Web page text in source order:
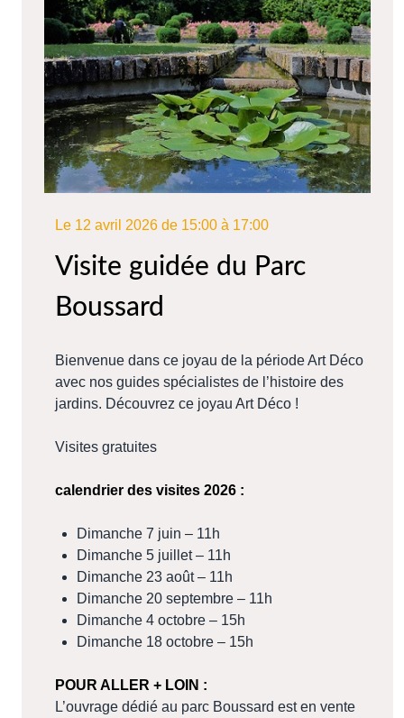
Le 12 avril 2026 de 15:00 à 17:00
Visite guidée du Parc
Boussard
Bienvenue dans ce joyau de la période Art Déco
avec nos guides spécialistes de l’histoire des
jardins. Découvrez ce joyau Art Déco !
Visites gratuites
calendrier des visites 2026 :
Dimanche 7 juin – 11h
Dimanche 5 juillet – 11h
Dimanche 23 août – 11h
Dimanche 20 septembre – 11h
Dimanche 4 octobre – 15h
Dimanche 18 octobre – 15h
POUR ALLER + LOIN :
L’ouvrage dédié au parc Boussard est en vente